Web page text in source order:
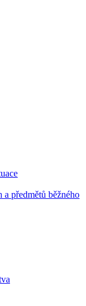
předmětů běžného